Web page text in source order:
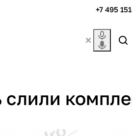
+7 495
слили